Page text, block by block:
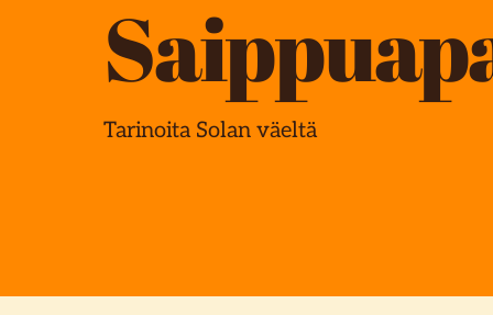
Tarinoita Solan väeltä